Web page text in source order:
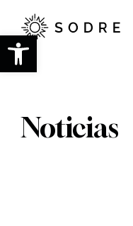
Abrir barra
contenido
principal
Noticias